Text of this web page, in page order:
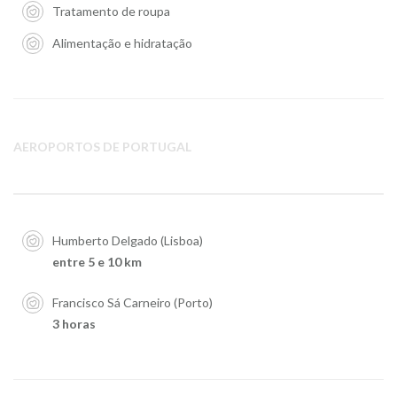
Tratamento de roupa
Alimentação e hidratação
AEROPORTOS DE PORTUGAL
Humberto Delgado (Lisboa)
entre 5 e 10 km
Francisco Sá Carneiro (Porto)
3 horas